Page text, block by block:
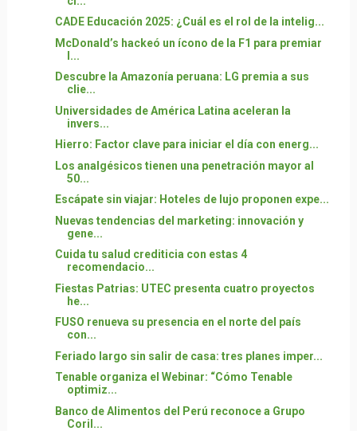
CADE Educación 2025: ¿Cuál es el rol de la intelig...
McDonald’s hackeó un ícono de la F1 para premiar
l...
Descubre la Amazonía peruana: LG premia a sus
clie...
Universidades de América Latina aceleran la
invers...
Hierro: Factor clave para iniciar el día con energ...
Los analgésicos tienen una penetración mayor al
50...
Escápate sin viajar: Hoteles de lujo proponen expe...
Nuevas tendencias del marketing: innovación y
gene...
Cuida tu salud crediticia con estas 4
recomendacio...
Fiestas Patrias: UTEC presenta cuatro proyectos
he...
FUSO renueva su presencia en el norte del país
con...
Feriado largo sin salir de casa: tres planes imper...
Tenable organiza el Webinar: “Cómo Tenable
optimiz...
Banco de Alimentos del Perú reconoce a Grupo
Coril...